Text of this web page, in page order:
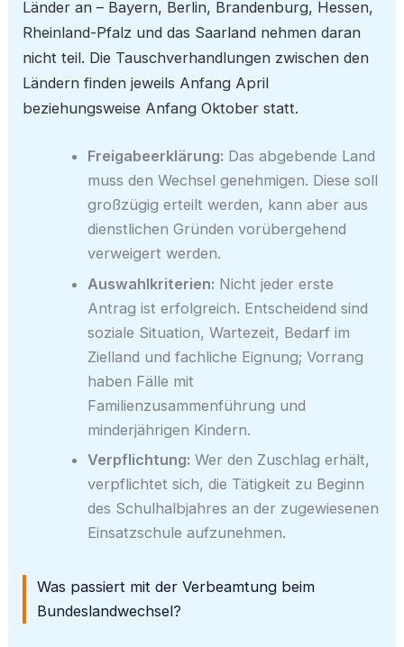
Länder an – Bayern, Berlin, Brandenburg, Hessen,
Rheinland-Pfalz und das Saarland nehmen daran
nicht teil. Die Tauschverhandlungen zwischen den
Ländern finden jeweils Anfang April
beziehungsweise Anfang Oktober statt.
Freigabeerklärung: Das abgebende Land
muss den Wechsel genehmigen. Diese soll
großzügig erteilt werden, kann aber aus
dienstlichen Gründen vorübergehend
verweigert werden.
Auswahlkriterien: Nicht jeder erste
Antrag ist erfolgreich. Entscheidend sind
soziale Situation, Wartezeit, Bedarf im
Zielland und fachliche Eignung; Vorrang
haben Fälle mit
Familienzusammenführung und
minderjährigen Kindern.
Verpflichtung: Wer den Zuschlag erhält,
verpflichtet sich, die Tätigkeit zu Beginn
des Schulhalbjahres an der zugewiesenen
Einsatzschule aufzunehmen.
Was passiert mit der Verbeamtung beim
Bundeslandwechsel?